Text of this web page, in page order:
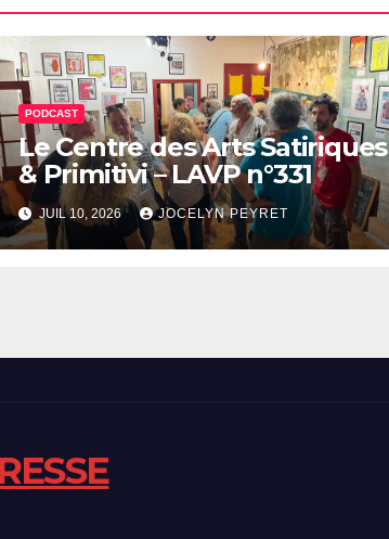
PODCAST
Le Centre des Arts Satiriques
& Primitivi – LAVP n°331
JUIL 10, 2026 JOCELYN PEYRET